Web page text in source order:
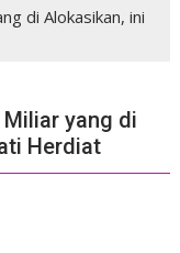
di Alokasikan, ini
yang di
Herdiat